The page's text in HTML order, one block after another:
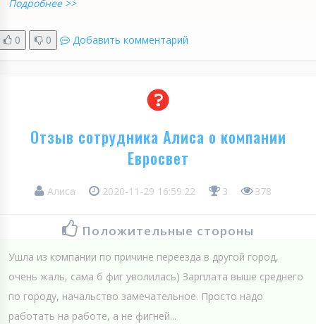
Подробнее >>
0 0 Добавить комментарий
Отзыв сотрудника Алиса о компании
Евросвет
Алиса 2020-11-29 16:59:22 3 378
Положительные стороны
Ушла из компании по причине переезда в другой город,
очень жаль, сама б фиг уволилась) Зарплата выше среднего
по городу, начальство замечательное. Просто надо
работать на работе, а не фигней...